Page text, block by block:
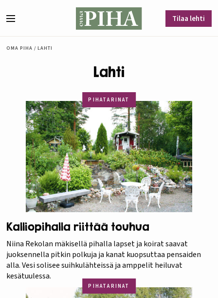
Tilaa lehti
OMA PIHA / LAHTI
Lahti
PIHATARINAT
Kalliopihalla riittää touhua
Niina Rekolan mäkisellä pihalla lapset ja koirat saavat
juoksennella pitkin polkuja ja kanat kuopsuttaa pensaiden
alla. Vesi solisee suihkulähteissä ja amppelit heiluvat
kesätuulessa.
PIHATARINAT